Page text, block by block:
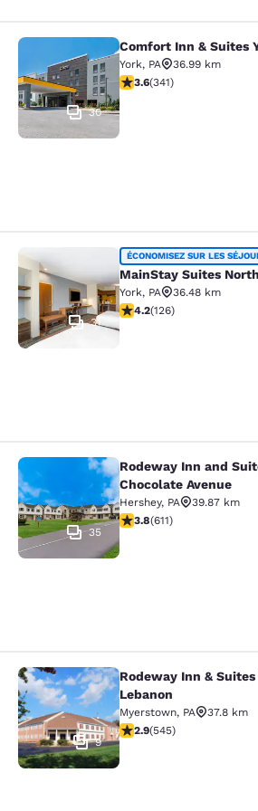
Comfort Inn & Suites
30
Comfort Inn & Suites
York, PA
36.99 km
3.65 étoiles. Bien. 341
3.6(341)
MainStay Suites
31
ÉCONOMISEZ SUR LES
MainStay Suites
York, PA
36.48 km
4.2 étoiles. Excellent. 126
4.2(126)
Rodeway Inn and
35
Rodeway Inn and
Chocolate Avenue
Hershey, PA
39.87 km
3.77 étoiles. Bien. 611
3.8(611)
Rodeway Inn &
9
Rodeway Inn &
Lebanon
Myerstown, PA
37.8 km
2.86 étoiles. Moyen. 545
2.9(545)